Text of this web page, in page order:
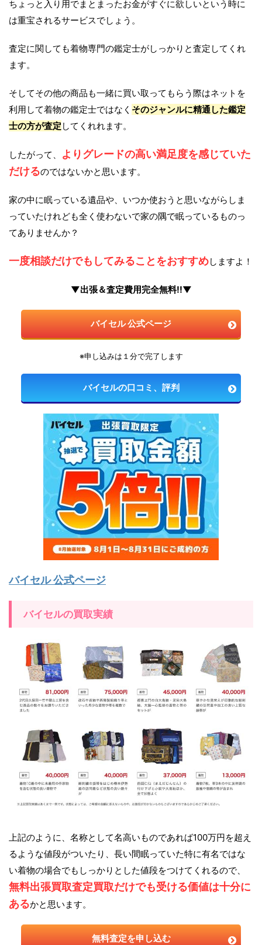
ちょっと入り用でまとまったお金がすぐに欲しいという時に
は重宝されるサービスでしょう。
査定に関しても着物専門の鑑定士がしっかりと査定してくれ
ます。
そしてその他の商品も一緒に買い取ってもらう際はネットを
利用して着物の鑑定士ではなく そのジャンルに精通した鑑定
士の方が査定 してくれれます。
したがって、
よりグレードの高い満足度を感じていた
だけるのではないかと思います。
家の中に眠っている遺品や、いつか使おうと思いながらしま
っていたけれども全く使わないで家の隅で眠っているものっ
てありませんか？
一度相談だけでもしてみることをおすすめしますよ！
▼出張＆査定費用完全無料!!▼
バイセル 公式ページ
※申し込みは１分で完了します
バイセルの口コミ、評判
バイセル 公式ページ
バイセルの買取実績
上記のように、名称として名高いものであれば100万円を超え
るような値段がついたり、長い間眠っていた特に有名ではな
い着物の場合でもしっかりとした値段をつけてくれるので、
無料出張買取査定買取だけでも受ける価値は十分に
あるかと思います。
無料査定を申し込む